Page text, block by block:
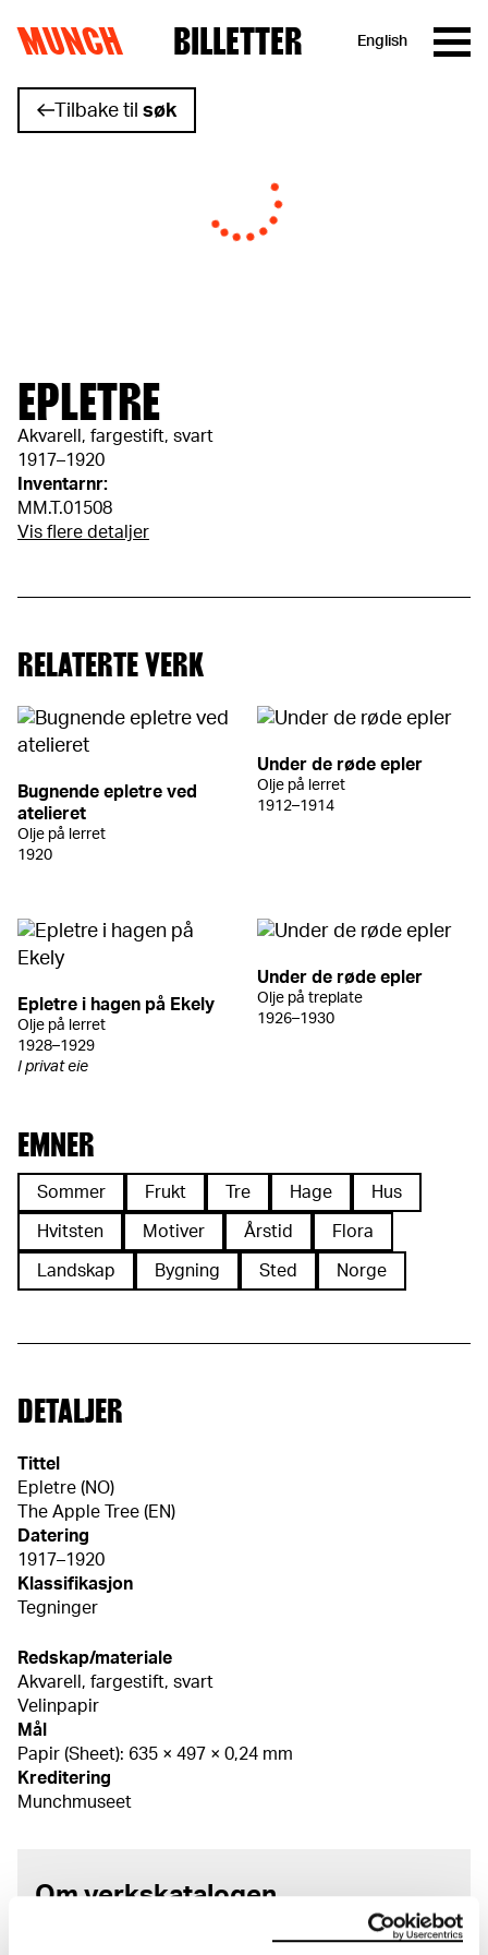
Hopp til innhold
MUNCH BILLETTER English
Tilbake til søk
EPLETRE
Akvarell, fargestift, svart
1917–1920
Inventarnr:
MM.T.01508
Vis flere detaljer
RELATERTE VERK
Bugnende epletre ved
atelieret
Olje på lerret
1920
Under de røde epler
Olje på lerret
1912–1914
Epletre i hagen på Ekely
Olje på lerret
1928–1929
I privat eie
Under de røde epler
Olje på treplate
1926–1930
EMNER
Sommer Frukt Tre Hage Hus
Hvitsten Motiver Årstid Flora
Landskap Bygning Sted Norge
DETALJER
Tittel
Epletre (NO)
The Apple Tree (EN)
Datering
1917–1920
Klassifikasjon
Tegninger
Redskap/materiale
Akvarell, fargestift, svart
Velinpapir
Mål
Papir (Sheet): 635 × 497 × 0,24 mm
Kreditering
Munchmuseet
Om verkskatalogen
I verkskatalogen kan du søke i hele Edvard Munchs